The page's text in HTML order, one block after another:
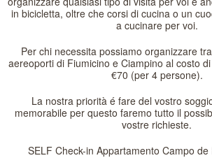
in bicicletta, oltre che corsi di cucina o un
a cucinare per voi.
Per chi necessita possiamo organizzare
aereoporti di Fiumicino e Ciampino al costo
€70 (per 4 persone).
La nostra priorità é fare del vostro
memorabile per questo faremo tutto il
vostre richieste.
SELF Check-in Appartamento Campo